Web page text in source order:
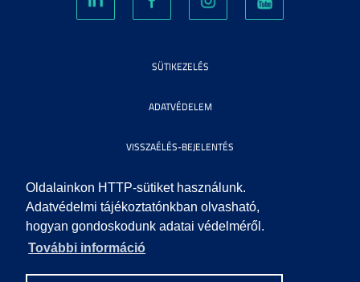
Oldalainkon HTTP-sütiket használunk.
Adatvédelmi tájékoztatónkban olvasható,
hogyan gondoskodunk adatai védelméről.
További információ
SÜTIKEZELÉS
ADATVÉDELEM
VISSZAÉLÉS-BEJELENTÉS
KÖZÉRDEKŰ ADATOK
IMPRESSZUM